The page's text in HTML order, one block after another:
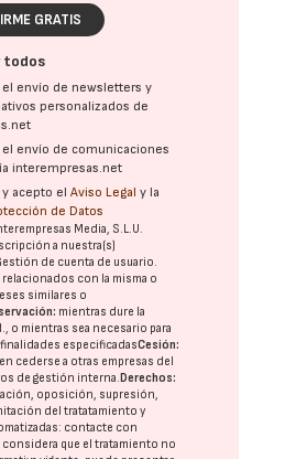
GRATIS
todos
envío de newsletters y
personalizados de
envío de comunicaciones
interempresas.net
y acepto elAviso Legal y la
de Datos
Media, S.L.U.
a nuestra(s)
de cuenta de usuario.
relacionados con la misma o
similares o
mientras dure la
o mientras sea necesario para
finalidades especificadasCesión:
cederse a otras empresas del
de gestión interna.Derechos:
oposición, supresión,
del tratatamiento y
contacte con
considera que el tratamiento no